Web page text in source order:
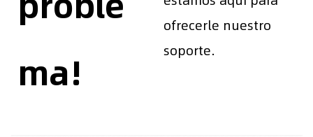
ma!
ofrecerle nuestro
soporte.